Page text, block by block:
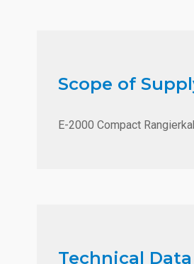
Scope of
E-2000 Compact
Technical Data